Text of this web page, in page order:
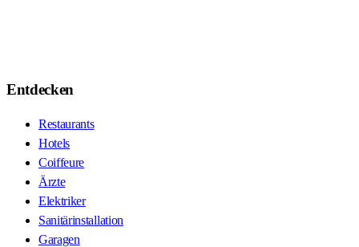
Entdecken
Restaurants
Hotels
Coiffeure
Ärzte
Elektriker
Sanitärinstallation
Garagen